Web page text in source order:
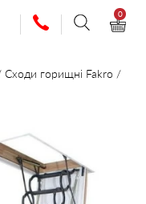
0
Сходи горищні Fakro /